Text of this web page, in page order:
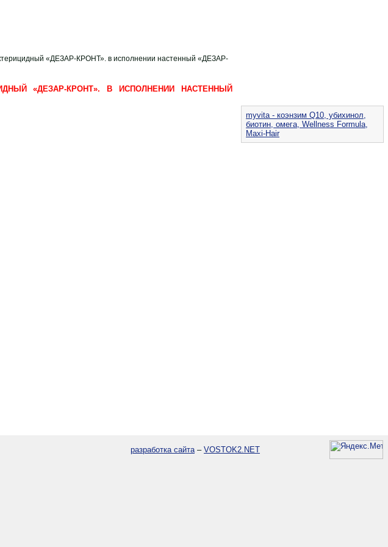
«ДЕЗАР-КРОНТ». в исполнении настенный «ДЕЗАР-
«ДЕЗАР-КРОНТ». В ИСПОЛНЕНИИ НАСТЕННЫЙ
myvita - коэнзим Q10, убихинол,
биотин, омега, Wellness Formula,
Maxi-Hair
разработка сайта– VOSTOK2.NET